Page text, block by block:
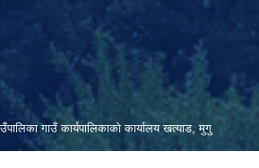
गाउँ कार्यपालिकाकाे कार्यालय खत्याड, मुगु